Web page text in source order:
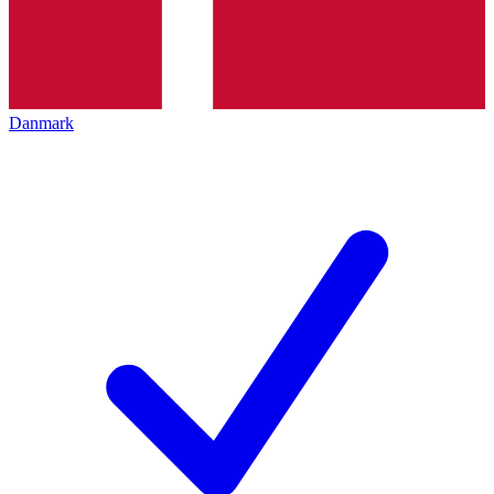
Danmark